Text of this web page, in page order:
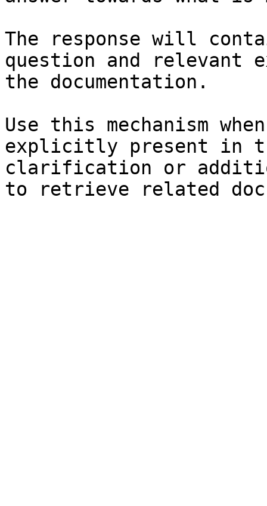
The response will
question and relevant
the documentation.
Use this mechanism
explicitly present in
clarification or